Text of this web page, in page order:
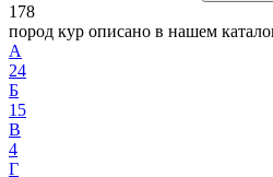
178
пород кур описано в нашем
А
24
Б
15
В
4
Г